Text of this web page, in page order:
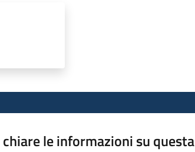
le informazioni su questa